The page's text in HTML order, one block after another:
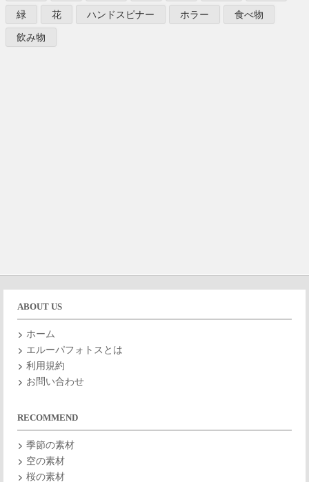
緑
花 ハンドスピナー ホラー
食べ物
飲み物
ABOUT US
ホーム
エルーパフォトスとは
利用規約
お問い合わせ
RECOMMEND
季節の素材
空の素材
桜の素材